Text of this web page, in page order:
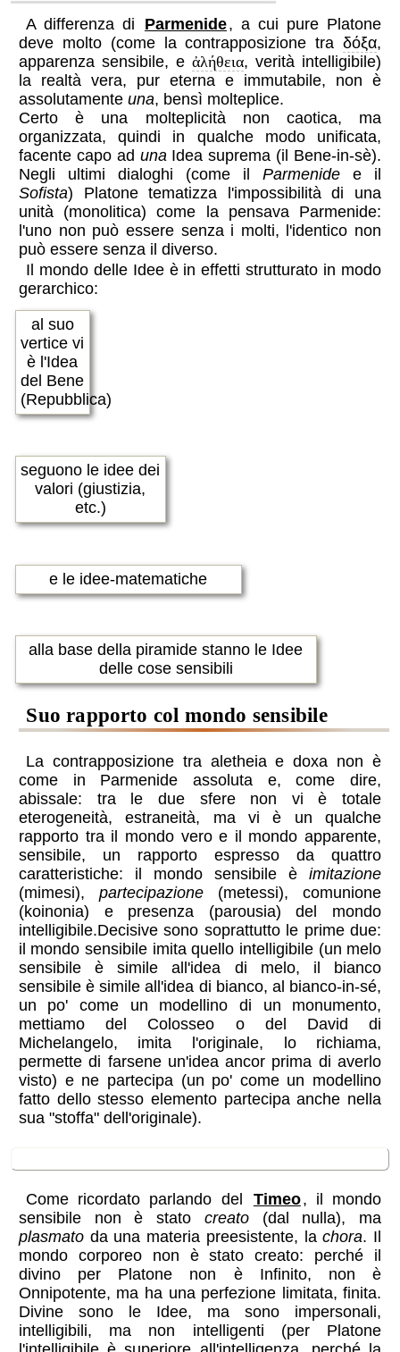
A differenza di Parmenide, a cui pure Platone
deve molto (come la contrapposizione traδόξα,
apparenza sensibile, eἀλήθεια, verità intelligibile)
la realtà vera, pur eterna e immutabile, non è
assolutamente una, bensì molteplice.
Certo è una molteplicità non caotica, ma
organizzata, quindi in qualche modo unificata,
facente capo ad unaIdea suprema (il Bene-in-sè).
Negli ultimi dialoghi (come ilParmenide e il
Sofista) Platone tematizza l'impossibilità di una
unità (monolitica) come la pensava Parmenide:
l'uno non può essere senza i molti, l'identico non
può essere senza il diverso.
Il mondo delle Idee è in effetti strutturato in modo
gerarchico:
al suo
vertice vi
è l'Idea
del Bene
(Repubblica)
seguono le idee dei
valori (giustizia,
etc.)
e le idee-matematiche
alla base della piramide stanno le Idee
delle cose sensibili
suo rapporto col mondo sensibile
La contrapposizione tra aletheia e doxa non è
come in Parmenide assoluta e, come dire,
abissale: tra le due sfere non vi è totale
eterogeneità, estraneità, ma vi è un qualche
rapporto tra il mondo vero e il mondo apparente,
sensibile, un rapporto espresso da quattro
caratteristiche: il mondo sensibile èimitazione
(mimesi), partecipazione(metessi), comunione
(koinonia) e presenza (parousia) del mondo
intelligibile.Decisive sono soprattutto le prime due:
il mondo sensibile imita quello intelligibile (un melo
sensibile è simile all'idea di melo, il bianco
sensibile è simile all'idea di bianco, al bianco-in-sé,
un po' come un modellino di un monumento,
mettiamo del Colosseo o del David di
Michelangelo, imita l'originale, lo richiama,
permette di farsene un'idea ancor prima di averlo
visto) e ne partecipa (un po' come un modellino
fatto dello stesso elemento partecipa anche nella
sua "stoffa" dell'originale).
Come ricordato parlando del Timeo, il mondo
sensibile non è stato creato(dal nulla), ma
plasmatoda una materia preesistente, lachora. Il
mondo corporeo non è stato creato: perché il
divino per Platone non è Infinito, non è
Onnipotente, ma ha una perfezione limitata, finita.
Divine sono le Idee, ma sono impersonali,
intelligibili, ma non intelligenti (per Platone